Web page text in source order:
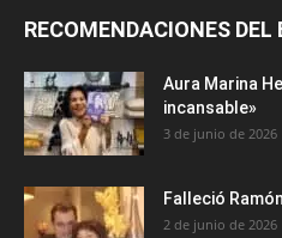
RECOMENDACIONES DEL
Aura Marina
incansable»
3 de junio de 2026
Falleció
2 de junio de 2026